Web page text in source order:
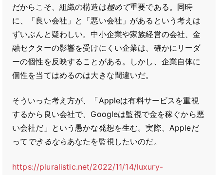
だからこそ、組織の構造は極めて重要である。同時
に、「良い会社」と「悪い会社」があるという考えは
ずいぶんと疑わしい。中小企業や家族経営の会社、金
融セクターの影響を受けにくい企業は、確かにリーダ
ーの個性を反映することがある。しかし、企業自体に
個性を当てはめるのは大きな間違いだ。
そういった考え方が、「Appleは有料サービスを重視
するから良い会社で、Googleは監視で金を稼ぐから悪
い会社だ」という愚かな発想を生む。実際、Appleだ
って できるならあなたを監視したいのだ。
https://pluralistic.net/2022/11/14/luxury-